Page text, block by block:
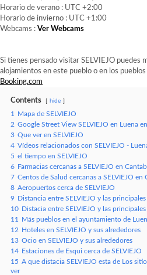
Horario de verano : UTC +2:00
Horario de invierno : UTC +1:00
Webcams : Ver Webcams
Si tienes pensado visitar SELVIEJO puedes
alojamientos en este pueblo o en los pueblos
Booking.com
Contents hide
1
Mapa de SELVIEJO
2 Google Street View SELVIEJO en Luena
3 Que ver en SELVIEJO
4 Vídeos relacionados con SELVIEJO -
5 el tiempo en SELVIEJO
6
Farmacias cercanas a SELVIEJO en
7 Centos de Salud cercanas a SELVIEJO en
8 Aeropuertos cerca de SELVIEJO
9
Distancia entre SELVIEJO y las
10
Distacia entre SELVIEJO y las
11
Más pueblos en el ayuntamiento de
12
Hoteles en SELVIEJO y sus alrededores
13 Ocio en SELVIEJO y sus alrededores
14
Estaciones de Esqui cerca de SELVIEJO
15 A que distacia SELVIEJO esta de Los
ver